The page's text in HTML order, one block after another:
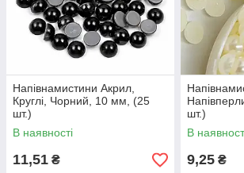
Напівнамистини Акрил,
Круглі, Чорний, 10 мм, (25
шт.)
В наявності
11,51 ₴
шт.)
В
9,25 ₴